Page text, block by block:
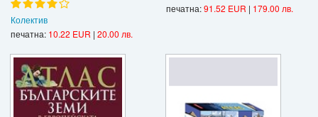
Колектив
печатна: 10.22 EUR | 20.00 лв.
печатна:91.52 EUR | 179.00 лв.